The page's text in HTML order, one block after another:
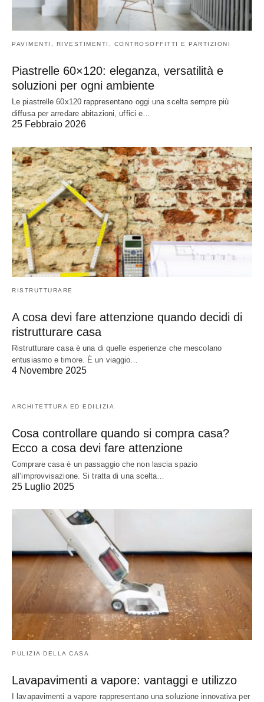
PAVIMENTI, RIVESTIMENTI, CONTROSOFFITTI E PARTIZIONI
Piastrelle 60×120: eleganza, versatilità e
soluzioni per ogni ambiente
Le piastrelle 60x120 rappresentano oggi una scelta sempre più
diffusa per arredare abitazioni, uffici e…
25 Febbraio 2026
RISTRUTTURARE
A cosa devi fare attenzione quando decidi di
ristrutturare casa
Ristrutturare casa è una di quelle esperienze che mescolano
entusiasmo e timore. È un viaggio…
4 Novembre 2025
ARCHITETTURA ED EDILIZIA
Cosa controllare quando si compra casa?
Ecco a cosa devi fare attenzione
Comprare casa è un passaggio che non lascia spazio
all’improvvisazione. Si tratta di una scelta…
25 Luglio 2025
PULIZIA DELLA CASA
Lavapavimenti a vapore: vantaggi e utilizzo
I lavapavimenti a vapore rappresentano una soluzione innovativa per